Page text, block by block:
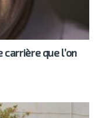
que l’on